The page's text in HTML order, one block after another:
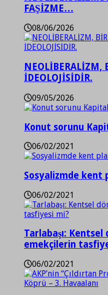
FAŞİZME…
08/06/2026
NEOLİBERALİZM,
İDEOLOJİSİDİR.
09/05/2026
Konut sorunu
06/02/2021
Sosyalizmde kent
06/02/2021
Tarlabaşı: Kentsel
emekçilerin
06/02/2021